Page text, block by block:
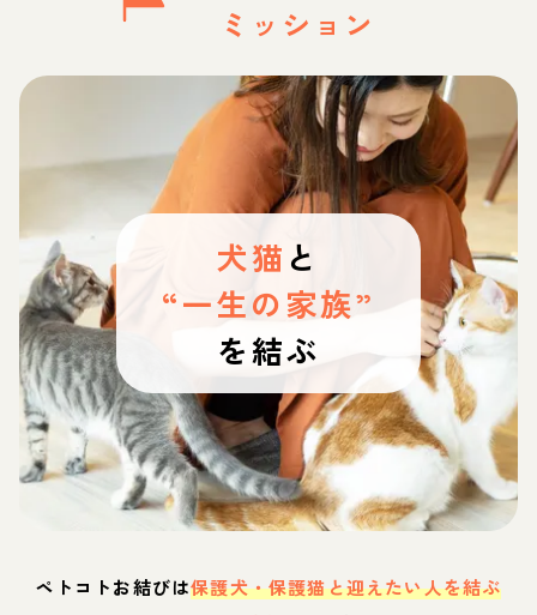
ミッション
犬猫 と
“一生の家族”
を結ぶ
ペトコトお結びは保護犬・保護猫と迎えたい人を結ぶ